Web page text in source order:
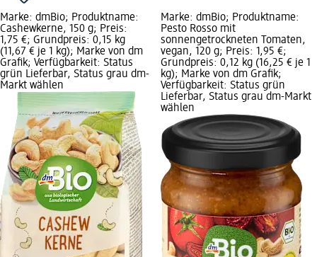
Marke: dmBio; Produktname:
Cashewkerne, 150 g; Preis:
1,75 €; Grundpreis: 0,15 kg
(11,67 € je 1 kg); Marke von dm
Grafik; Verfügbarkeit: Status
grün Lieferbar, Status grau dm-
Markt wählen
Marke: dmBio; Produktname:
Pesto Rosso mit
sonnengetrockneten Tomaten,
vegan, 120 g; Preis: 1,95 €;
Grundpreis: 0,12 kg (16,25 € je 1
kg); Marke von dm Grafik;
Verfügbarkeit: Status grün
Lieferbar, Status grau dm-Markt
wählen